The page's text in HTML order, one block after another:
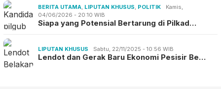
BERITA UTAMA, LIPUTAN KHUSUS, POLITIK
Kamis,
04/06/2026 - 20:10 WIB
Siapa yang Potensial Bertarung di Pilkad…
LIPUTAN KHUSUS Sabtu, 22/11/2025 - 10:56 WIB
Lendot dan Gerak Baru Ekonomi Pesisir Be…